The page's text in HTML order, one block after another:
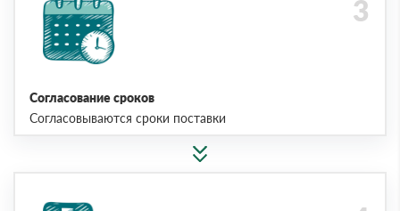
Согласование сроков
Согласовываются сроки поставки